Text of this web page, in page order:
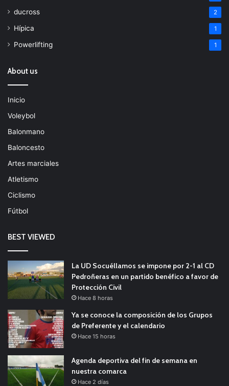
ducross 2
Hípica 1
Powerlifting 1
About us
Inicio
Voleybol
Balonmano
Baloncesto
Artes marciales
Atletismo
Ciclismo
Fútbol
BEST VIEWED
La UD Socuéllamos se impone por 2-1 al CD
Pedroñeras en un partido benéfico a favor de
Protección Civil
Hace 8 horas
Ya se conoce la composición de los Grupos
de Preferente y el calendario
Hace 15 horas
Agenda deportiva del fin de semana en
nuestra comarca
Hace 2 días